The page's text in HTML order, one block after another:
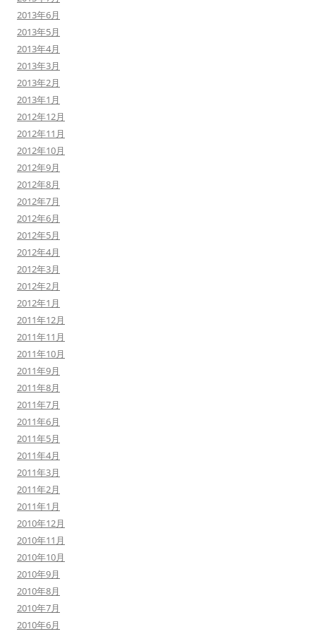
2013年6月
2013年5月
2013年4月
2013年3月
2013年2月
2013年1月
2012年12月
2012年11月
2012年10月
2012年9月
2012年8月
2012年7月
2012年6月
2012年5月
2012年4月
2012年3月
2012年2月
2012年1月
2011年12月
2011年11月
2011年10月
2011年9月
2011年8月
2011年7月
2011年6月
2011年5月
2011年4月
2011年3月
2011年2月
2011年1月
2010年12月
2010年11月
2010年10月
2010年9月
2010年8月
2010年7月
2010年6月